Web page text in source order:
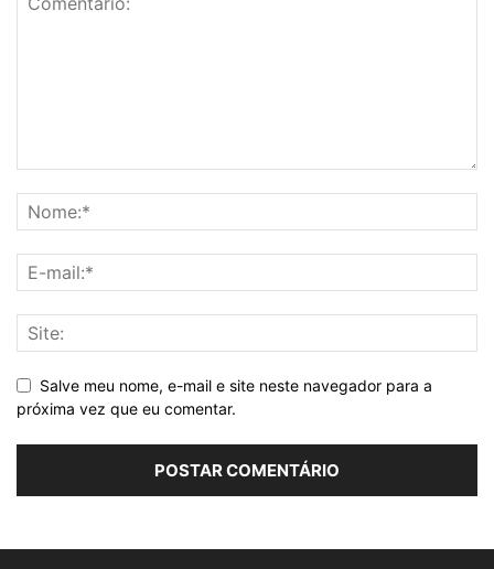
Salve meu nome, e-mail e site neste navegador para a
próxima vez que eu comentar.